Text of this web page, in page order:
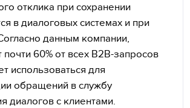
отклика при сохранении
в диалоговых системах и при
данным компании,
60% от всех B2B-запросов
использоваться для
обращений в службу
диалогов с клиентами.